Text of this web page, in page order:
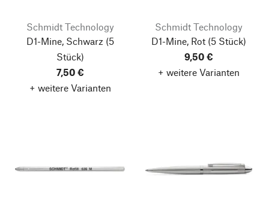
Schmidt Technology
D1-Mine, Schwarz (5
Stück)
7,50 €
+ weitere Varianten
Schmidt Technology
D1-Mine, Rot (5 Stück)
9,50 €
+ weitere Varianten